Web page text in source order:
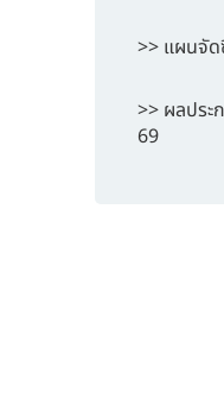
>> แผนจั
>> ผลประ
69